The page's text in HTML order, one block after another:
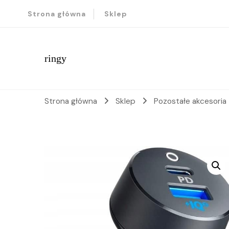
Strona główna Sklep
ringy
Strona główna Sklep Pozostałe